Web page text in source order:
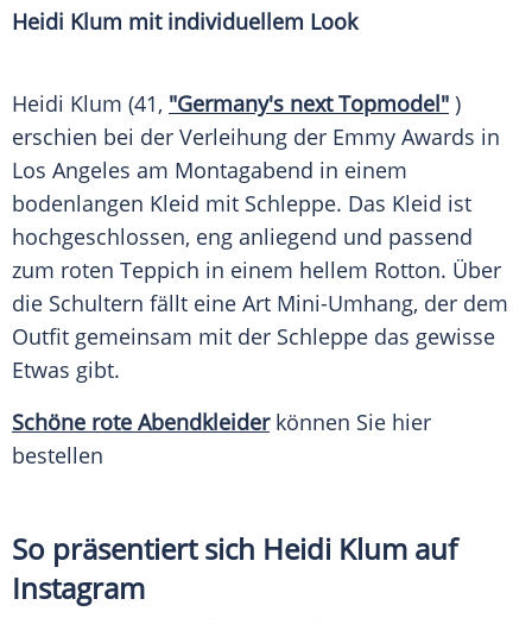
Heidi Klum mit individuellem Look
Heidi Klum (41, "Germany's next Topmodel" )
erschien bei der Verleihung der Emmy Awards in
Los Angeles am Montagabend in einem
bodenlangen Kleid mit Schleppe. Das Kleid ist
hochgeschlossen, eng anliegend und passend
zum roten Teppich in einem hellem Rotton. Über
die Schultern fällt eine Art Mini-Umhang, der dem
Outfit gemeinsam mit der Schleppe das gewisse
Etwas gibt.
Schöne rote Abendkleiderkönnen Sie hier
bestellen
So präsentiert sich Heidi Klum auf
Instagram